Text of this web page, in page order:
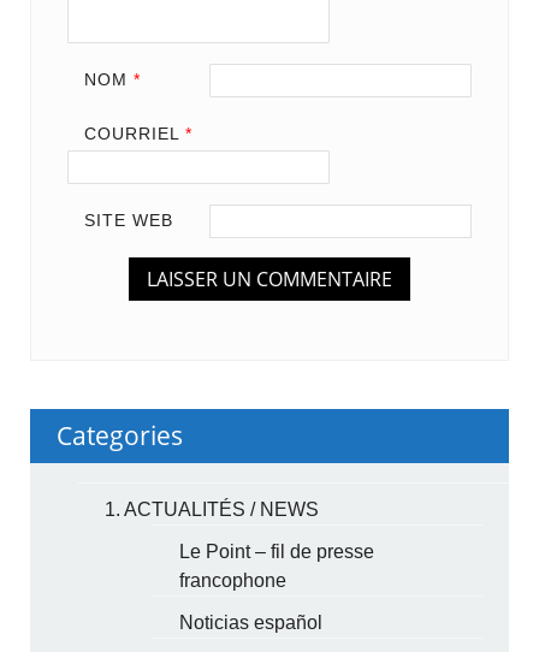
NOM *
COURRIEL *
SITE WEB
Categories
1. ACTUALITÉS / NEWS
Le Point – fil de presse
francophone
Noticias español